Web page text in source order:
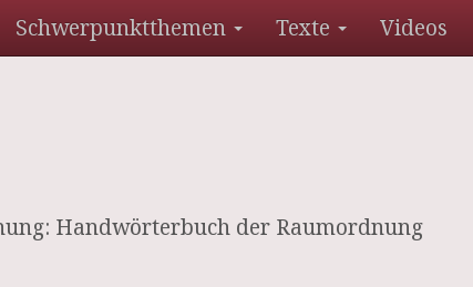
Schwerpunktthemen Texte Videos
Handwörterbuch der Raumordnung